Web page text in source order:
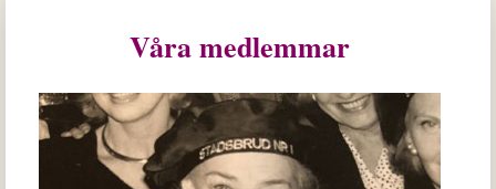
Våra medlemmar